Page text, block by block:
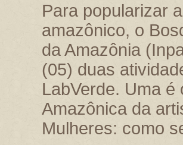
Para popularizar
amazônico, o
da Amazônia
(05) duas
LabVerde. Uma é
Amazônica da
Mulheres: como